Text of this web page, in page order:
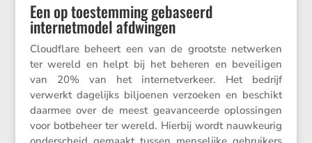
Een op toestemming gebaseerd
internetmodel afdwingen
Cloud­flare beheert een van de grootste netwerken
ter wereld en helpt bij het beheren en bevei­ligen
van 20% van het inter­net­ver­keer. Het bedrijf
verwerkt dagelijks biljoenen verzoeken en beschikt
daarmee over de meest geavan­ceerde oplos­singen
voor botbe­heer ter wereld. Hierbij wordt nauwkeurig